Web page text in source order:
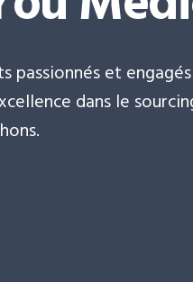
passionnés et
dans le